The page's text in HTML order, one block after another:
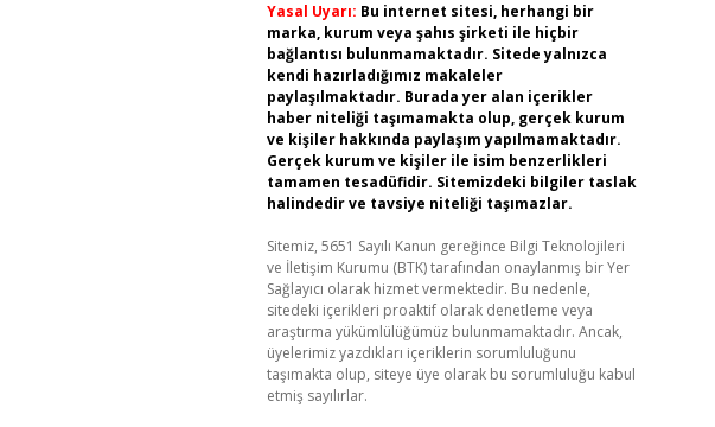
Yasal Uyarı: Bu internet sitesi, herhangi bir
marka, kurum veya şahıs şirketi ile hiçbir
bağlantısı bulunmamaktadır. Sitede yalnızca
kendi hazırladığımız makaleler
paylaşılmaktadır. Burada yer alan içerikler
haber niteliği taşımamakta olup, gerçek kurum
ve kişiler hakkında paylaşım yapılmamaktadır.
Gerçek kurum ve kişiler ile isim benzerlikleri
tamamen tesadüfidir. Sitemizdeki bilgiler taslak
halindedir ve tavsiye niteliği taşımazlar.
Sitemiz, 5651 Sayılı Kanun gereğince Bilgi Teknolojileri
ve İletişim Kurumu (BTK) tarafından onaylanmış bir Yer
Sağlayıcı olarak hizmet vermektedir. Bu nedenle,
sitedeki içerikleri proaktif olarak denetleme veya
araştırma yükümlülüğümüz bulunmamaktadır. Ancak,
üyelerimiz yazdıkları içeriklerin sorumluluğunu
taşımakta olup, siteye üye olarak bu sorumluluğu kabul
etmiş sayılırlar.